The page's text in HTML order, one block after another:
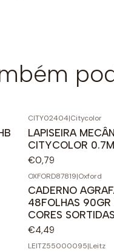
CITY02404|Citycolor
LAPISEIRA
CITYCOLOR
€0,79
OXFORD87819|Oxford
CADERNO
48FOLHAS 90GR
CORES SORTIDAS
€4,49
LEITZ55000095|Leitz